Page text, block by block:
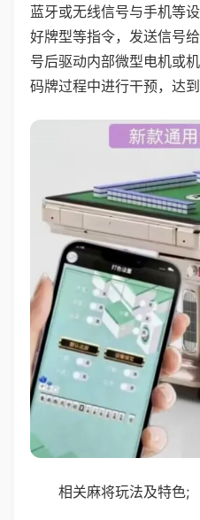
蓝牙或无线信号与手机等
好牌型等指令，发送信号
号后驱动内部微型电机或
码牌过程中进行干预，达到
相关麻将玩法及特色;